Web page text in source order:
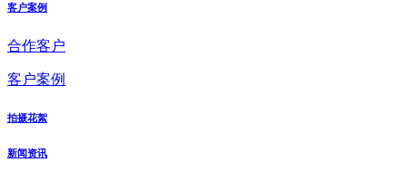
客户案例
合作客户
客户案例
拍摄花絮
新闻资讯